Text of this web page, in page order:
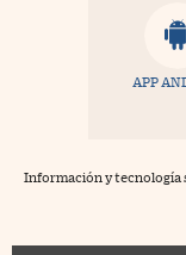
APP
Información y